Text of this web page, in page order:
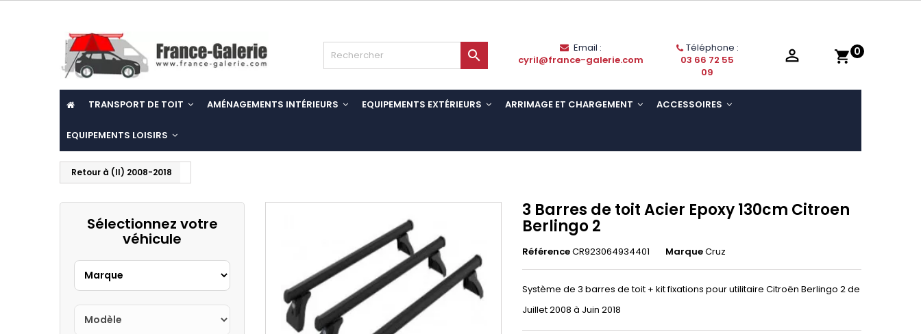
shopping_cart 0

Email :
cyril@france-galerie.com
Téléphone :
03 66 72 55
09

TRANSPORT DE TOIT AMÉNAGEMENTS INTÉRIEURS EQUIPEMENTS EXTÉRIEURS ARRIMAGE ET CHARGEMENT ACCESSOIRES
EQUIPEMENTS LOISIRS
Retour à (II) 2008-2018
Sélectionnez votre
véhicule
3 Barres de toit Acier Epoxy 130cm Citroen
Berlingo 2
RéférenceCR923064934401 MarqueCruz
Système de 3 barres de toit + kit fixations pour utilitaire Citroën Berlingo 2 de
Juillet 2008 à Juin 2018